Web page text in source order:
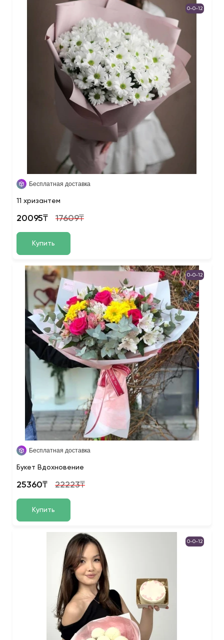
0-0-12
Бесплатная доставка
11 хризантем
20095₸ 17609₸
Купить
0-0-12
Бесплатная доставка
Букет Вдохновение
25360₸ 22223₸
Купить
0-0-12